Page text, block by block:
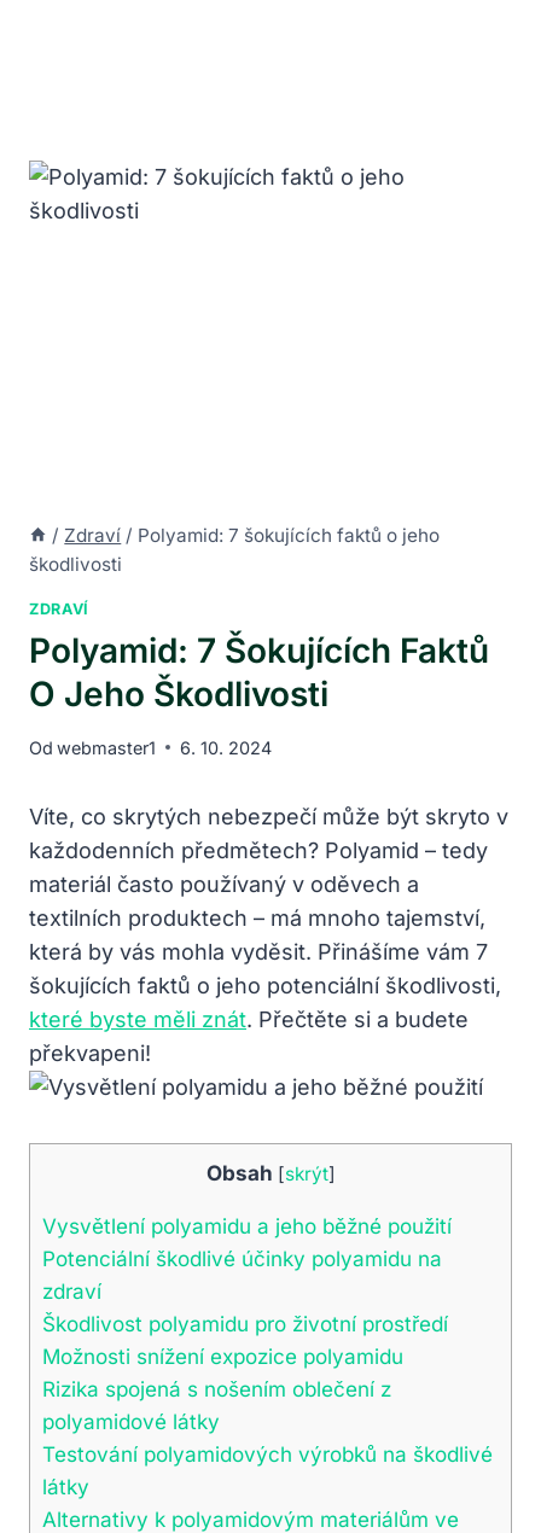
/ Zdraví / Polyamid: 7 šokujících faktů o jeho
škodlivosti
ZDRAVÍ
Polyamid: 7 Šokujících Faktů
O Jeho Škodlivosti
Od webmaster1 6. 10. 2024
Víte, co skrytých nebezpečí může být skryto v
každodenních předmětech? Polyamid – tedy
materiál často používaný v oděvech a
textilních produktech – má mnoho tajemství,
která by vás mohla vyděsit. Přinášíme vám 7
šokujících faktů o jeho potenciální škodlivosti,
které byste měli znát. Přečtěte si a budete
překvapeni!
Obsah [skrýt]
Vysvětlení polyamidu a jeho běžné použití
Potenciální škodlivé účinky polyamidu na
zdraví
Škodlivost polyamidu pro životní prostředí
Možnosti snížení expozice polyamidu
Rizika spojená s nošením oblečení z
polyamidové látky
Testování polyamidových výrobků na škodlivé
látky
Alternativy k polyamidovým materiálům ve